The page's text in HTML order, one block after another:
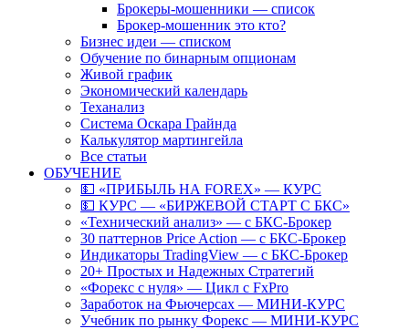
Брокеры-мошенники — список
Брокер-мошенник это кто?
Бизнес идеи — списком
Обучение по бинарным опционам
Живой график
Экономический календарь
Теханализ
Система Оскара Грайнда
Калькулятор мартингейла
Все статьи
ОБУЧЕНИЕ
💵 «ПРИБЫЛЬ НА FOREX» — КУРС
💵 КУРС — «БИРЖЕВОЙ СТАРТ С БКС»
«Технический анализ» — с БКС-Брокер
30 паттернов Price Action — с БКС-Брокер
Индикаторы TradingView — с БКС-Брокер
20+ Простых и Надежных Стратегий
«Форекс с нуля» — Цикл с FxPro
Заработок на Фьючерсах — МИНИ-КУРС
Учебник по рынку Форекс — МИНИ-КУРС